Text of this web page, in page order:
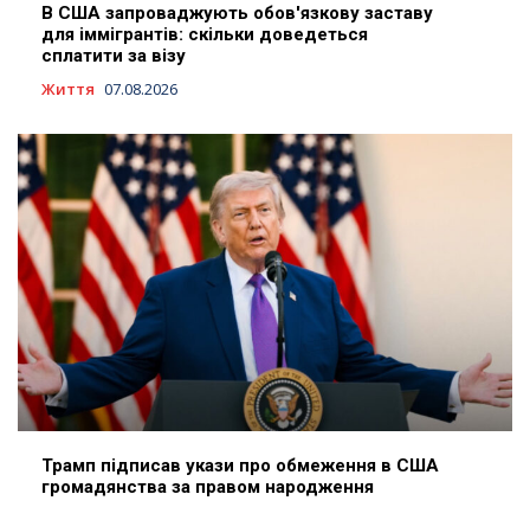
В США запроваджують обов'язкову заставу
для іммігрантів: скільки доведеться
сплатити за візу
Життя 07.08.2026
Трамп підписав укази про обмеження в США
громадянства за правом народження